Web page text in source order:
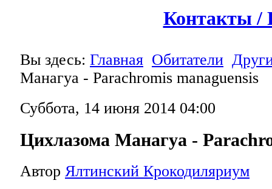
Контакты /
Вы здесь: Главная Обитатели
Манагуа - Parachromis managuensis
Суббота, 14 июня 2014 04:00
Цихлазома Манагуа -
Автор Ялтинский Крокодиляриум